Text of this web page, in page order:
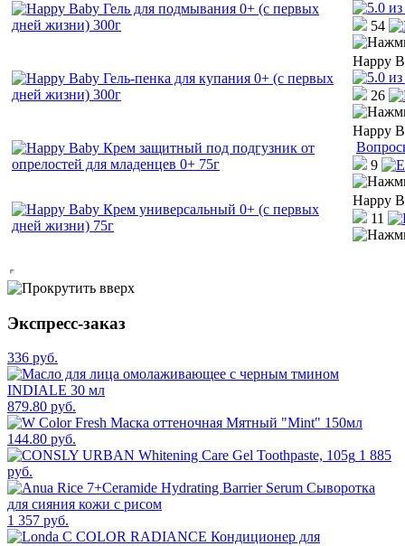
54
Happy
26
Happy
9
Happy
11
Экспресс-заказ
336 руб.
879.80 руб.
144.80 руб.
1 885
руб.
1 357 руб.